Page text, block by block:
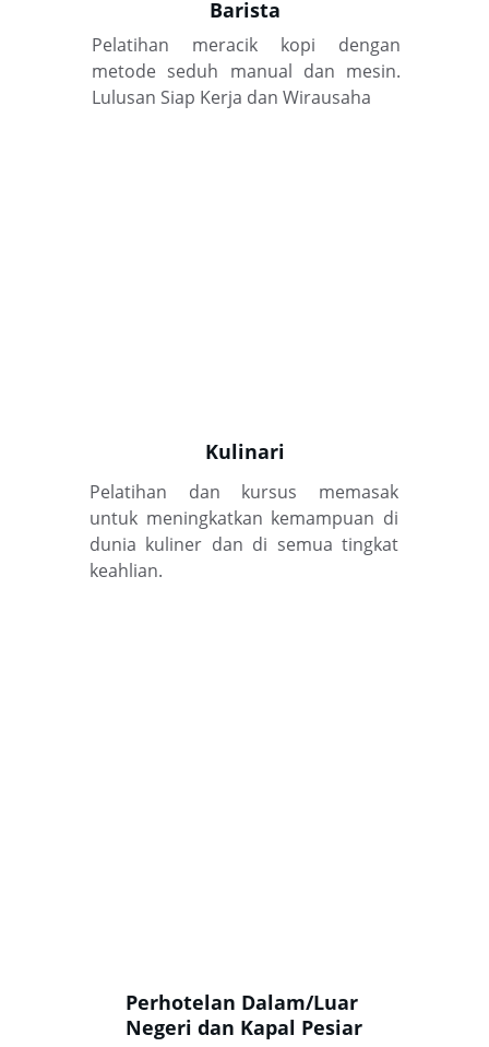
Perhotelan Dalam/Luar
Negeri dan Kapal Pesiar
Barista
Pelatihan meracik kopi dengan
metode seduh manual dan mesin.
Lulusan Siap Kerja dan Wirausaha
Pelatihan dan kursus memasak
untuk meningkatkan kemampuan di
dunia kuliner dan di semua tingkat
keahlian.
Kulinari